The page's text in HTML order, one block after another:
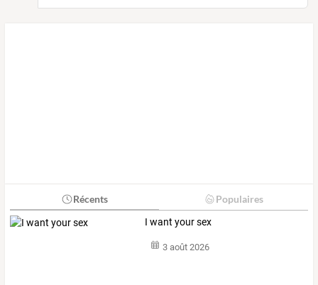
Récents Populaires
I want your sex
3 août 2026